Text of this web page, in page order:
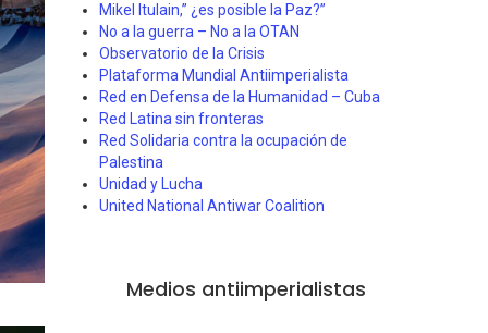
Mikel Itulain,” ¿es posible la Paz?”
No a la guerra – No a la OTAN
Observatorio de la Crisis
Plataforma Mundial Antiimperialista
Red en Defensa de la Humanidad – Cuba
Red Latina sin fronteras
Red Solidaria contra la ocupación de
Palestina
Unidad y Lucha
United National Antiwar Coalition
Medios antiimperialistas